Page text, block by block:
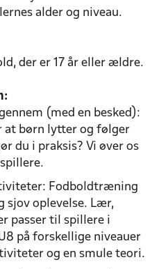
alder og niveau.
der er 17 år eller ældre.
(med en besked):
at børn lytter og følger
du i praksis? Vi øver os
Fodboldtræning
sjov oplevelse. Lær,
passer til spillere i
på forskellige niveauer
og en smule teori.